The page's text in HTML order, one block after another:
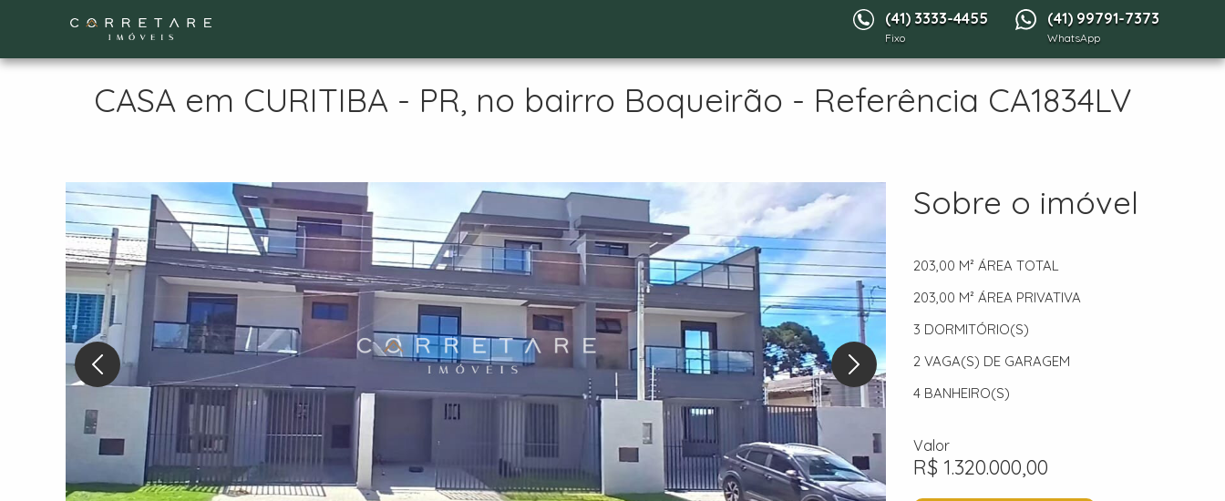
(41) 3333-4455
Fixo
(41) 99791-7373
WhatsApp
CASA em CURITIBA - PR, no bairro Boqueirão - Referência CA1834LV
Next
Sobre o imóvel
203,00 M² ÁREA TOTAL
203,00 M² ÁREA PRIVATIVA
3 DORMITÓRIO(S)
2 VAGA(S) DE GARAGEM
4 BANHEIRO(S)
Valor
R$ 1.320.000,00